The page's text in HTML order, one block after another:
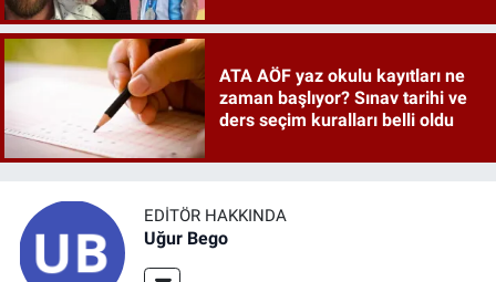
ATA AÖF yaz okulu kayıtları ne
zaman başlıyor? Sınav tarihi ve
ders seçim kuralları belli oldu
EDITÖR HAKKINDA
Uğur Bego